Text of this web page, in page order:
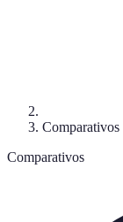
Comparativos
Comparativos